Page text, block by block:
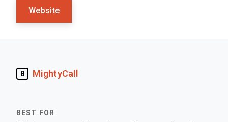
Website
8 MightyCall